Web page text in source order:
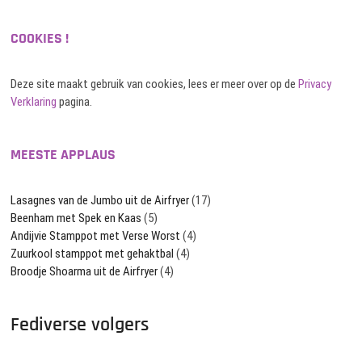
COOKIES !
Deze site maakt gebruik van cookies, lees er meer over op dePrivacy
Verklaring pagina.
MEESTE APPLAUS
Lasagnes van de Jumbo uit de Airfryer(17)
Beenham met Spek en Kaas (5)
Andijvie Stamppot met Verse Worst (4)
Zuurkool stamppot met gehaktbal (4)
Broodje Shoarma uit de Airfryer(4)
Fediverse volgers